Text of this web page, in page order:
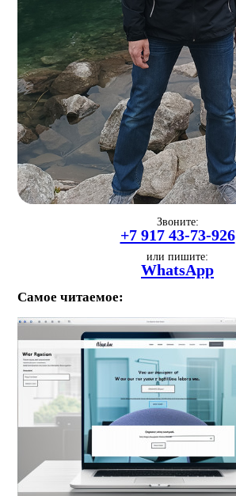
Звоните:
+7 917 43-73-926
или пишите:
WhatsApp
Самое читаемое: